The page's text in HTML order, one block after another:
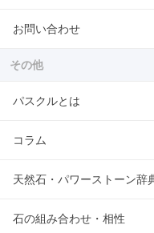
お問い合わせ
その他
パスクルとは
コラム
天然石・パワーストーン辞
石の組み合わせ・相性